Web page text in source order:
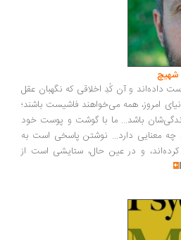
و آن کُدِ اخلاقی که نگهبان عقل
همه می‌خواهند فاشیست باشند؛
باشد... ما با گوشت و پوست خود
دارد... نوشتن پاسخی است به
و در عین حال، ستایشی است از